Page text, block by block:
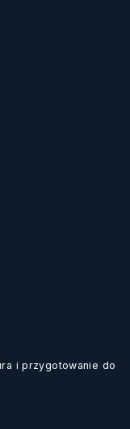
i przygotowanie do